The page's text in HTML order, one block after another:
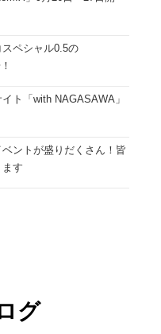
ペシャル0.5の
ト「with NAGASAWA」
ントが盛りだくさん！皆
す
グ